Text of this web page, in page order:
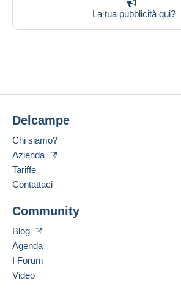
La tua pubblicità qui?
Delcampe
Chi siamo?
Azienda
Tariffe
Contattaci
Community
Blog
Agenda
I Forum
Video